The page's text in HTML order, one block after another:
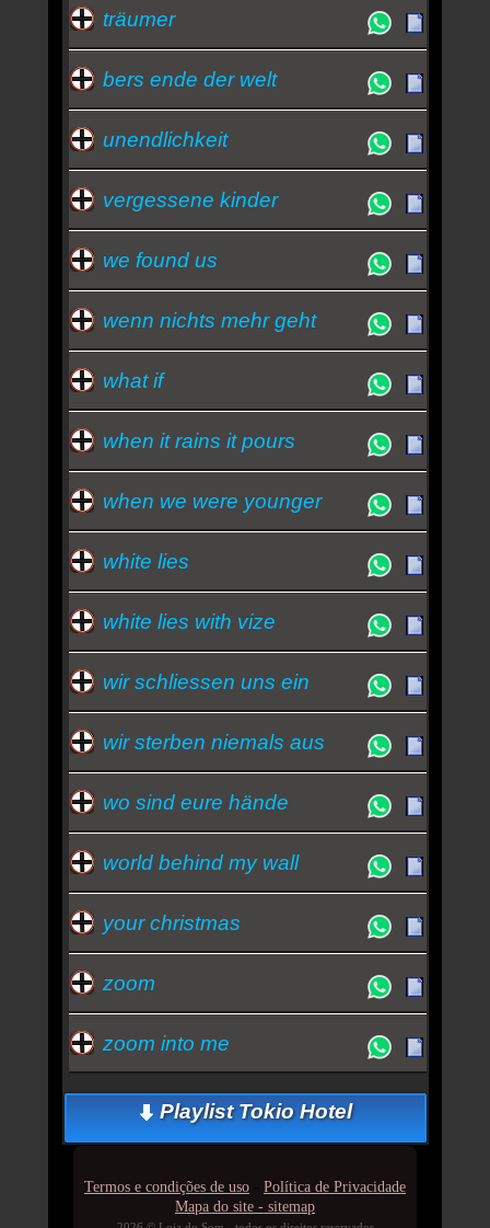
träumer
bers ende der welt
unendlichkeit
vergessene kinder
we found us
wenn nichts mehr geht
what if
when it rains it pours
when we were younger
white lies
white lies with vize
wir schliessen uns ein
wir sterben niemals aus
wo sind eure hände
world behind my wall
your christmas
zoom
zoom into me
Playlist Tokio Hotel
Termos e condições de uso
Política de Privacidade
Mapa do site - sitemap